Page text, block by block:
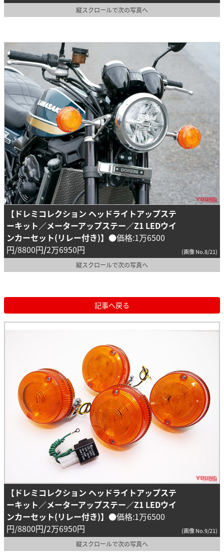
縦スクロールで次の写真へ
【ドレミコレクション ヘッドライトアップステ
ーキット／メーターアップステー／Z1 LEDウイ
ンカーセット(リレー付き)】 ●価格:1万6500
円/8800円/2万6950円 (画像 No.8/21)
縦スクロールで次の写真へ
記事へ戻る
【ドレミコレクション ヘッドライトアップステ
ーキット／メーターアップステー／Z1 LEDウイ
ンカーセット(リレー付き)】 ●価格:1万6500
円/8800円/2万6950円 (画像 No.9/21)
縦スクロールで次の写真へ